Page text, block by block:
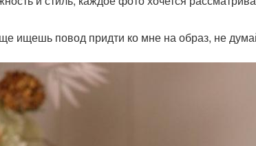
ищешь повод придти ко мне на образ, не